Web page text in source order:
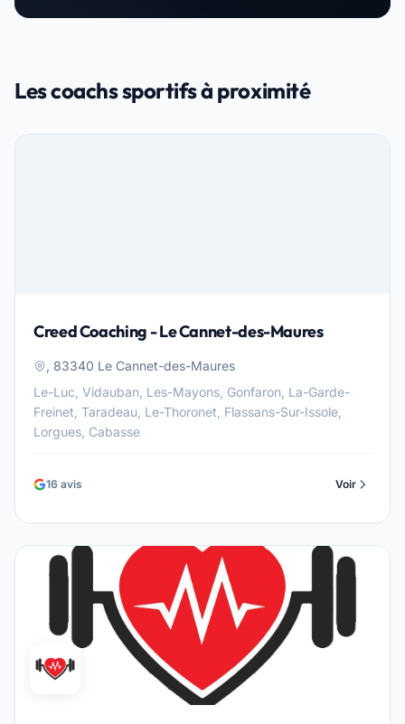
Les coachs sportifs à proximité
Creed Coaching - Le Cannet-des-Maures
, 83340 Le Cannet-des-Maures
Le-Luc, Vidauban, Les-Mayons, Gonfaron, La-Garde-
Freinet, Taradeau, Le-Thoronet, Flassans-Sur-Issole,
Lorgues, Cabasse
16 avis Voir